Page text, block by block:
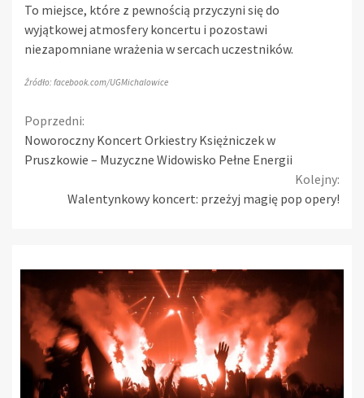
To miejsce, które z pewnością przyczyni się do
wyjątkowej atmosfery koncertu i pozostawi
niezapomniane wrażenia w sercach uczestników.
Źródło: facebook.com/UGMichalowice
Continue
Reading
Poprzedni:
Noworoczny Koncert Orkiestry Księżniczek w
Pruszkowie – Muzyczne Widowisko Pełne Energii
Kolejny:
Walentynkowy koncert: przeżyj magię pop opery!